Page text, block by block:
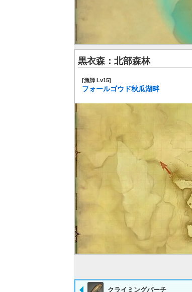
黒衣森：北部森林
[漁師 Lv15]
フォールゴウド秋瓜湖畔
クライミングパーチ